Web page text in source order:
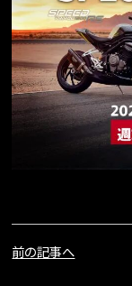
前の記事へ